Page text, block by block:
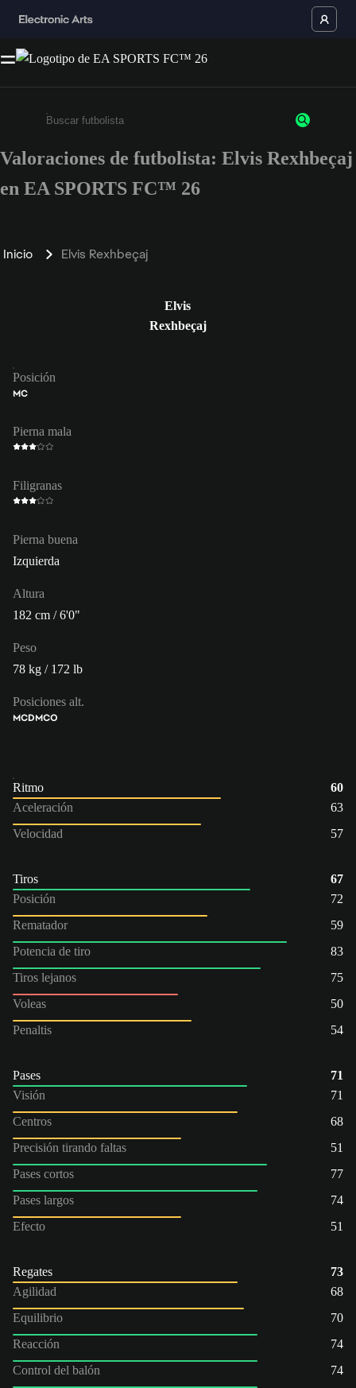
Escribe un mínimo de 3 caracteres o números.
Valoraciones de futbolista: Elvis Rexhbeçaj
en EA SPORTS FC™ 26
Inicio Elvis Rexhbeçaj
Elvis
Rexhbeçaj
Posición
MC
Pierna mala
Filigranas
Pierna buena
Izquierda
Altura
182 cm / 6'0"
Peso
78 kg / 172 lb
Posiciones alt.
MCDMCO
Ritmo
60
Aceleración
63
Velocidad
57
Tiros
67
Posición
72
Rematador
59
Potencia de tiro
83
Tiros lejanos
75
Voleas
50
Penaltis
54
Pases
71
Visión
71
Centros
68
Precisión tirando faltas
51
Pases cortos
77
Pases largos
74
Efecto
51
Regates
73
Agilidad
68
Equilibrio
70
Reacción
74
Control del balón
74